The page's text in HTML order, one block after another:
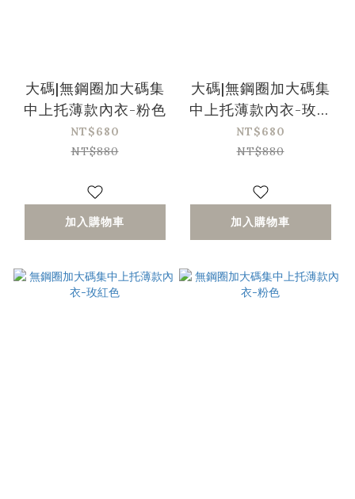
大碼|無鋼圈加大碼集
中上托薄款內衣-粉色
NT$680
NT$880
加入購物車
大碼|無鋼圈加大碼集
中上托薄款內衣-玫紅
色
NT$680
NT$880
加入購物車